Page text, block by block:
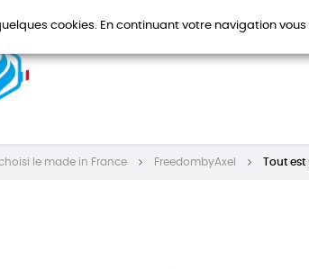
HOMMES
le made in France FreedombyAxel Tout est
cookies. En continuant votre navigation